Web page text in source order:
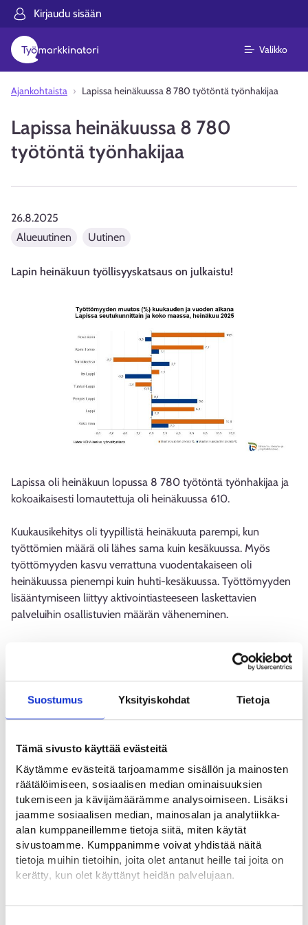
Suostumus Yksityiskohdat Tietoja
Tämä sivusto käyttää evästeitä
Käytämme evästeitä tarjoamamme sisällön ja mainosten
räätälöimiseen, sosiaalisen median ominaisuuksien
tukemiseen ja kävijämäärämme analysoimiseen. Lisäksi
jaamme sosiaalisen median, mainosalan ja analytiikka-
alan kumppaneillemme tietoja siitä, miten käytät
sivustoamme. Kumppanimme voivat yhdistää näitä
tietoja muihin tietoihin, joita olet antanut heille tai joita on
kerätty, kun olet käyttänyt heidän palvelujaan.
Löydät tietoa evästeiden käyttötarkoituksista
Kirjaudu sisään
Valikko
Ajankohtaista Lapissa heinäkuussa 8 780 työtöntä työnhakijaa
Lapissa heinäkuussa 8 780
työtöntä työnhakijaa
26.8.2025
Alueuutinen
Uutinen
Lapin heinäkuun työllisyyskatsaus on julkaistu!
Lapissa oli heinäkuun lopussa 8 780 työtöntä työnhakijaa ja
kokoaikaisesti lomautettuja oli heinäkuussa 610.
Kuukausikehitys oli tyypillistä heinäkuuta parempi, kun
työttömien määrä oli lähes sama kuin kesäkuussa. Myös
työttömyyden kasvu verrattuna vuodentakaiseen oli
heinäkuussa pienempi kuin huhti-kesäkuussa. Työttömyyden
lisääntymiseen liittyy aktivointiasteeseen laskettavien
palveluihin osallistuvien määrän väheneminen.
koko maahan verrattuna. Koko maassa työttömiä oli 11 %
enemmän kuin vuotta aiemmin.
jopa yli vuoden mittaisiksi. Lapissa Työmarkkinatorille
ilmoitettiin lähes 2 230 avointa työpaikkaa.
Lisää Lapin työllisyystilanteesta voit lukeatiedotteestamme
sekä tuoreestatyöllisyyskatsauksesta.
Meri-Lapin työllisyysalue
Pohjois- ja Itä-Lapin työllisyysalue